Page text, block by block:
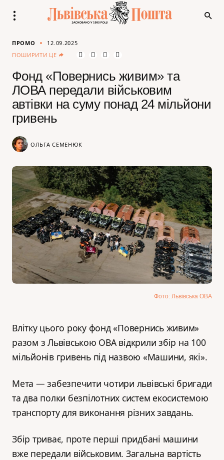
ПРОМО
12.09.2025
ПОШИРИТИ ЦЕ
Фонд «Повернись живим» та
ЛОВА передали військовим
автівки на суму понад 24 мільйони
гривень
ОЛЬГА СЕМЕНЮК
Фото: Львівська ОВА
Влітку цього року фонд «Повернись живим»
разом з Львівською ОВА відкрили збір на 100
мільйонів гривень під назвою «Машини, які».
Мета — забезпечити чотири львівські бригади
та два полки безпілотних систем екосистемою
транспорту для виконання різних завдань.
Збір триває, проте перші придбані машини
вже передали військовим. Загальна вартість